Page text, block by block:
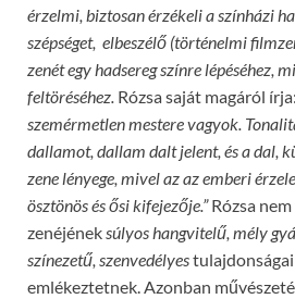
érzelmi, biztosan érzékeli a színházi
szépséget, elbeszélő (történelmi
zenét egy hadsereg színre lépéséhez,
feltöréséhez. Rózsa saját magáról
szemérmetlen mestere vagyok.
dallamot, dallam dalt jelent, és a dal,
zene lényege, mivel az az emberi
ösztönös ésősi kifejezője.”Rózsa
zenéjéneksúlyos hangvitelű, mély
színezetű, szenvedélyes
emlékeztetnek. Azonban